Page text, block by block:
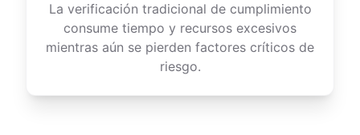
La verificación tradicional de cumplimiento
consume tiempo y recursos excesivos
mientras aún se pierden factores críticos de
riesgo.